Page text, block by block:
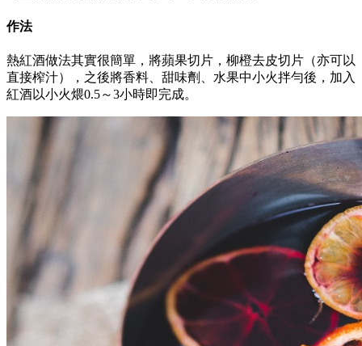
作法
熱紅酒做法其實很簡單，將蘋果切片，柳橙去皮切片（亦可以
直接榨汁），之後將香料、甜味劑、水果中小火拌勻後，加入
紅酒以小火煨0.5～3小時即完成。